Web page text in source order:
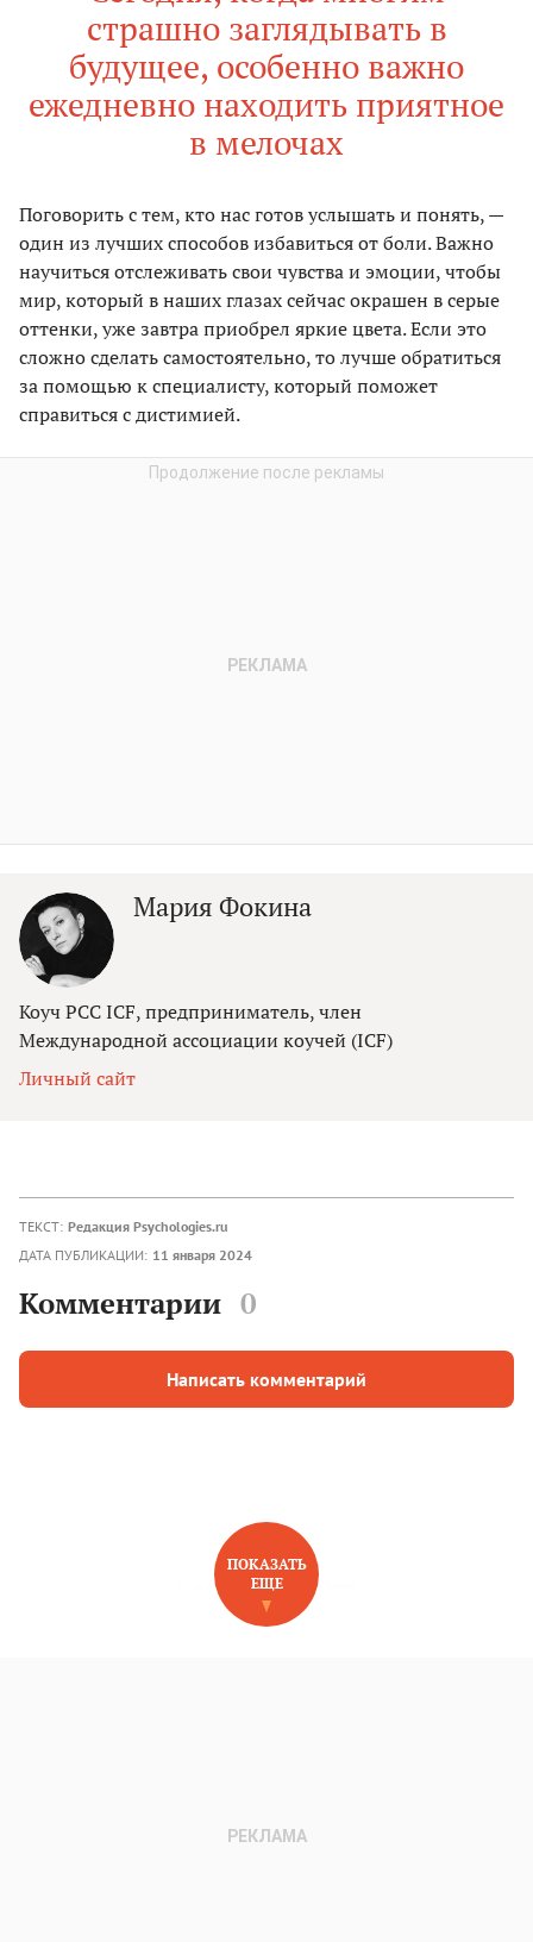
страшно заглядывать в
будущее, особенно важно
ежедневно находить приятное
в мелочах
Поговорить с тем, кто нас готов услышать и понять, —
один из лучших способов избавиться от боли. Важно
научиться отслеживать свои чувства и эмоции, чтобы
мир, который в наших глазах сейчас окрашен в серые
оттенки, уже завтра приобрел яркие цвета. Если это
сложно сделать самостоятельно, то лучше обратиться
за помощью к специалисту, который поможет
справиться с дистимией.
Мария Фокина
Коуч PCC ICF, предприниматель, член
Международной ассоциации коучей (ICF)
Личный сайт
ТЕКСТ: Редакция Psychologies.ru
ДАТА ПУБЛИКАЦИИ: 11 января 2024
Комментарии 0
Написать комментарий
НОВОЕ НА САЙТЕ
ПОКАЗАТЬ
ЕЩЕ